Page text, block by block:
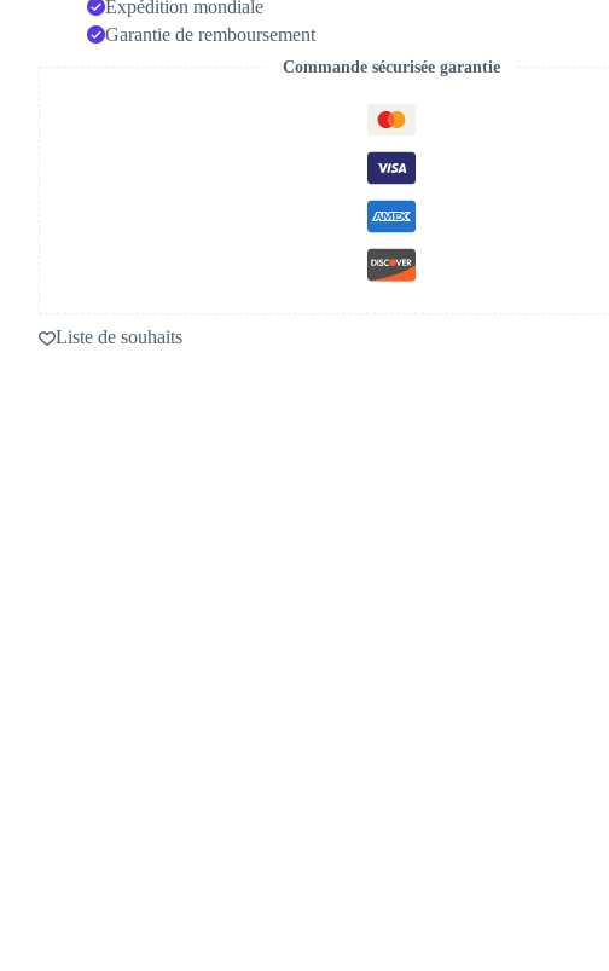
Expédition mondiale
Garantie de remboursement
Commande sécurisée garantie
Liste de souhaits